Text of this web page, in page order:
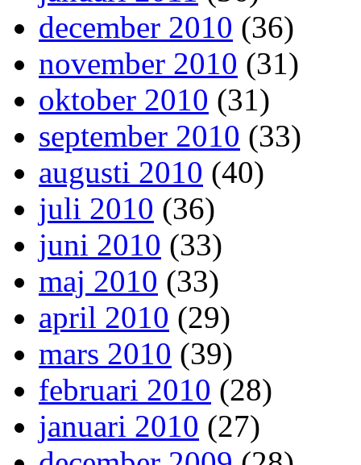
december 2010 (36)
november 2010 (31)
oktober 2010 (31)
september 2010 (33)
augusti 2010 (40)
juli 2010 (36)
juni 2010 (33)
maj 2010 (33)
april 2010 (29)
mars 2010 (39)
februari 2010 (28)
januari 2010 (27)